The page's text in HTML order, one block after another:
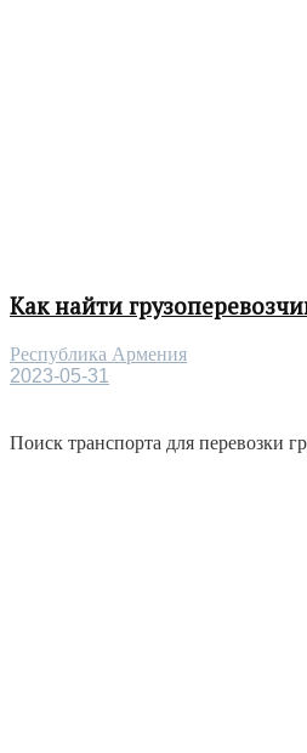
Как найти
Республика Армения
2023-05-31
Поиск транспорта для перевозки